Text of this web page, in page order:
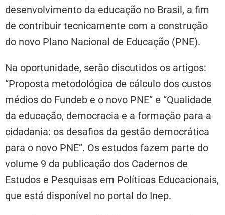
desenvolvimento da educação no Brasil, a fim
de contribuir tecnicamente com a construção
do novo Plano Nacional de Educação (PNE).
Na oportunidade, serão discutidos os artigos:
“Proposta metodológica de cálculo dos custos
médios do Fundeb e o novo PNE” e “Qualidade
da educação, democracia e a formação para a
cidadania: os desafios da gestão democrática
para o novo PNE”. Os estudos fazem parte do
volume 9 da publicação dos Cadernos de
Estudos e Pesquisas em Políticas Educacionais,
que está disponível no portal do Inep.